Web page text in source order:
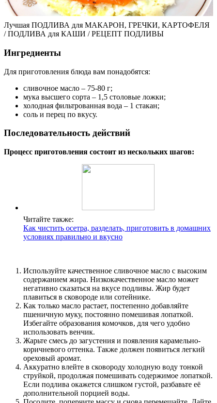
Лучшая ПОДЛИВА для МАКАРОН, ГРЕЧКИ, КАРТОФЕЛЯ
/ ПОДЛИВА для КАШИ / РЕЦЕПТ ПОДЛИВЫ
Ингредиенты
Для приготовления блюда вам понадобятся:
сливочное масло – 75-80 г;
мука высшего сорта – 1,5 столовые ложки;
холодная фильтрованная вода – 1 стакан;
соль и перец по вкусу.
Последовательность действий
Процесс приготовления состоит из нескольких шагов:
Читайте также:
Как чистить осетра, разделать, приготовить в домашних
условиях правильно и вкусно
Используйте качественное сливочное масло с высоким
содержанием жира. Низкокачественное масло может
негативно сказаться на вкусе подливы. Жир будет
плавиться в сковороде или сотейнике.
Как только масло растает, постепенно добавляйте
пшеничную муку, постоянно помешивая лопаткой.
Избегайте образования комочков, для чего удобно
использовать венчик.
Жарьте смесь до загустения и появления карамельно-
коричневого оттенка. Также должен появиться легкий
ореховый аромат.
Аккуратно влейте в сковороду холодную воду тонкой
струйкой, продолжая помешивать содержимое лопаткой.
Если подлива окажется слишком густой, разбавьте её
дополнительной порцией воды.